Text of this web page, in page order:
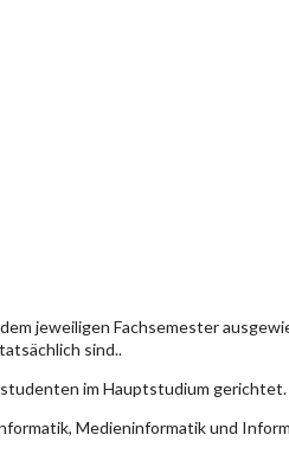
jeweiligen Fachsemester
sind..
im Hauptstudium
Medieninformatik und